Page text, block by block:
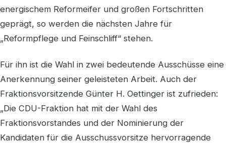
energischem Reformeifer und großen Fortschritten
geprägt, so werden die nächsten Jahre für
„Reformpflege und Feinschliff“ stehen.
Für ihn ist die Wahl in zwei bedeutende Ausschüsse eine
Anerkennung seiner geleisteten Arbeit. Auch der
Fraktionsvorsitzende Günter H. Oettinger ist zufrieden:
„Die CDU-Fraktion hat mit der Wahl des
Fraktionsvorstandes und der Nominierung der
Kandidaten für die Ausschussvorsitze hervorragende